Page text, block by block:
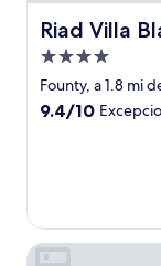
Riad Villa
Riad Villa
Propiedad
de
4.0
Founty, a 1.8 mi
9.4
9.4/10
Riad les Chtis